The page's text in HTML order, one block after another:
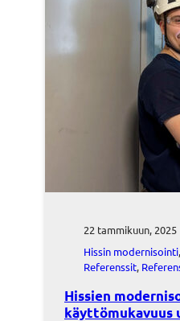
22 tammikuun, 2025
Hissin modernisointi,
Referenssit,
Hissien
käyttömukavuus